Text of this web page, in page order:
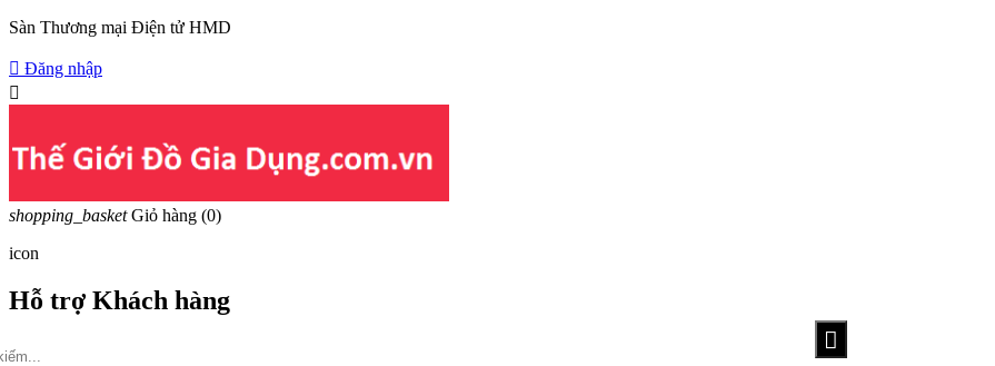
Sàn Thương mại Điện tử HMD
 Đăng nhập

shopping_basket Giỏ hàng (0)
icon
Hỗ trợ Khách hàng
Hotline: 09317.456.44